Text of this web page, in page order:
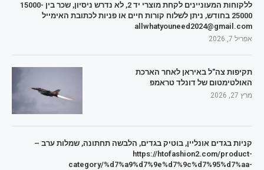
ללקוחות המעוניינים לקחת מוצרי יד 2, לא נדרש ניסיון, שכר בין 15000-
25000 בחודש, ניתן לשלוח קורות חיים או פניות לכתובת האימייל
allwhatyouneed2024@gmail.com
אפריל 7, 2026
תקיפות צה"ל באיראן לאחר הארכת
האולטימטום של דונלד טראמפ
מרץ 27, 2026
קניות בגדים אונליין, בוטיק בגדים, הלבשה תחתונה, שמלות ערב –
https://htofashion2.com/product-
category/%d7%a9%d7%9e%d7%9c%d7%95%d7%aa-